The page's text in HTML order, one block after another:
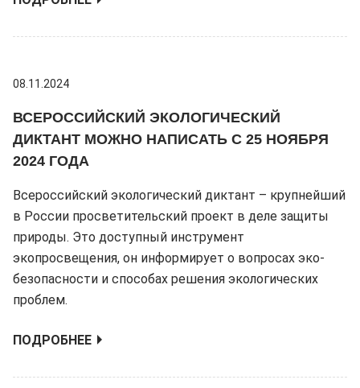
08.11.2024
ВСЕРОССИЙСКИЙ ЭКОЛОГИЧЕСКИЙ
ДИКТАНТ МОЖНО НАПИСАТЬ С 25 НОЯБРЯ
2024 ГОДА
Всероссийский экологический диктант – крупнейший
в России просветительский проект в деле защиты
природы. Это доступный инструмент
экопросвещения, он информирует о вопросах эко-
безопасности и способах решения экологических
проблем.
ПОДРОБНЕЕ